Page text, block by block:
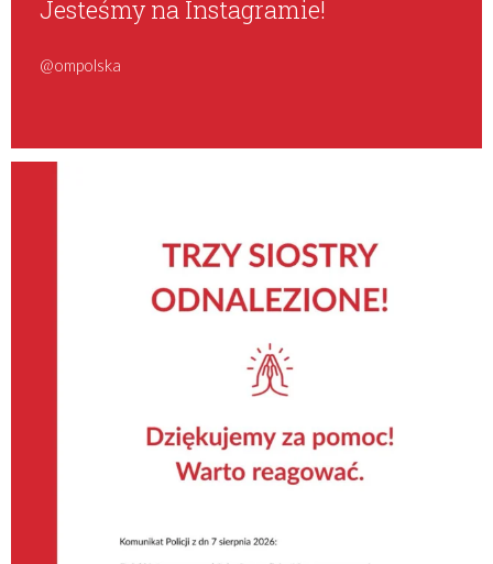
Jesteśmy na Instagramie!
@ompolska